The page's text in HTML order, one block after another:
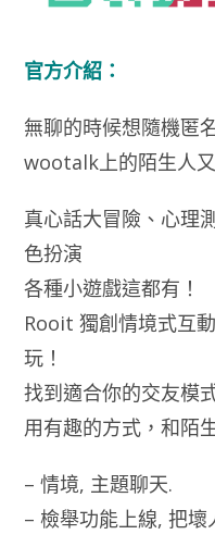
官方介紹：
無聊的時候想隨機匿
wootalk上的陌生人
真心話大冒險、心理
色扮演
各種小遊戲這都有！
Rooit 獨創情境式互
玩！
找到適合你的交友模
用有趣的方式，和陌
– 情境, 主題聊天.
– 檢舉功能上線, 把壞